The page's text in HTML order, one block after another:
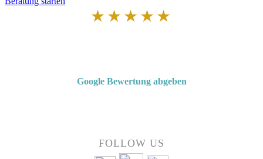
★★★★★
Google Bewertung abgeben
FOLLOW US